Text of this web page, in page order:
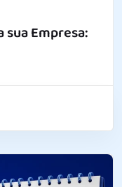
Empresa: